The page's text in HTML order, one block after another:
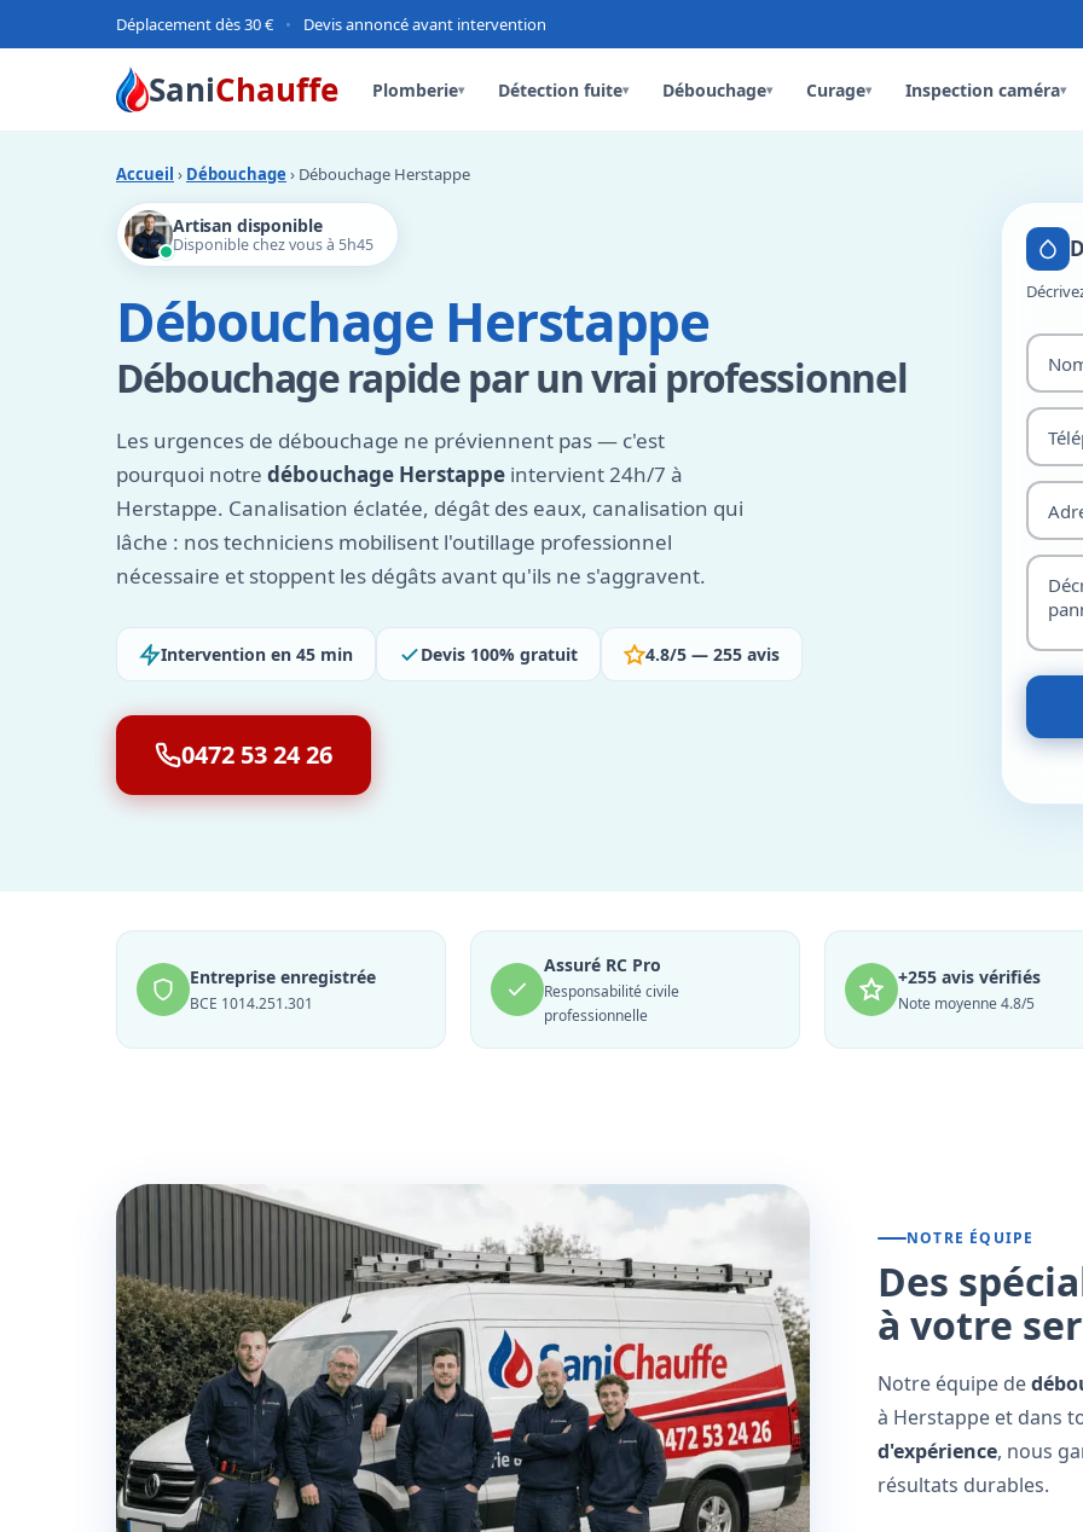
Déplacement dès 30 € • Devis annoncé avant intervention
SaniChauffe Plomberie▾ Détection fuite▾ Débouchage▾ Curage▾ Inspection caméra▾
Accueil › Débouchage › Débouchage Herstappe
Artisan disponible
Disponible chez vous à 5h45
Débouchage Herstappe
Débouchage rapide par un vrai professionnel
Les urgences de débouchage ne préviennent pas — c'est
pourquoi notre débouchage Herstappe intervient 24h/7 à
Herstappe. Canalisation éclatée, dégât des eaux, canalisation qui
lâche : nos techniciens mobilisent l'outillage professionnel
nécessaire et stoppent les dégâts avant qu'ils ne s'aggravent.
Intervention en 45 min Devis 100% gratuit 4.8/5 — 255 avis
0472 53 24 26
Entreprise enregistrée
BCE 1014.251.301
Assuré RC Pro
Responsabilité civile
professionnelle
+255 avis vérifiés
Note moyenne 4.8/5
NOTRE ÉQUIPE
Des
à votre
Notre équipe de
à Herstappe et dans
d'expérience, nous
résultats durables.